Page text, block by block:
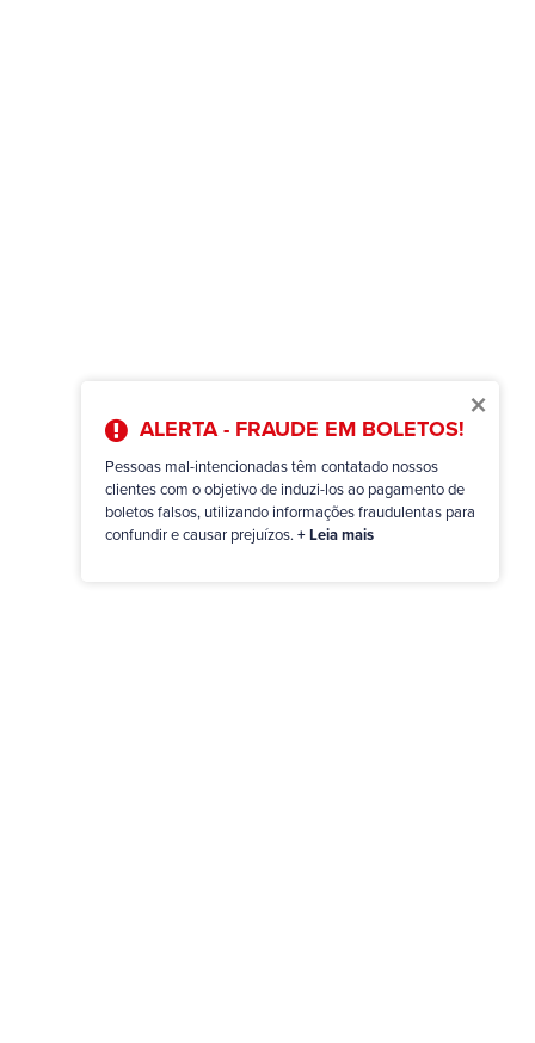
×
ALERTA - FRAUDE EM BOLETOS!
Pessoas mal-intencionadas têm contatado nossos
clientes com o objetivo de induzi-los ao pagamento de
boletos falsos, utilizando informações fraudulentas para
confundir e causar prejuízos. + Leia mais